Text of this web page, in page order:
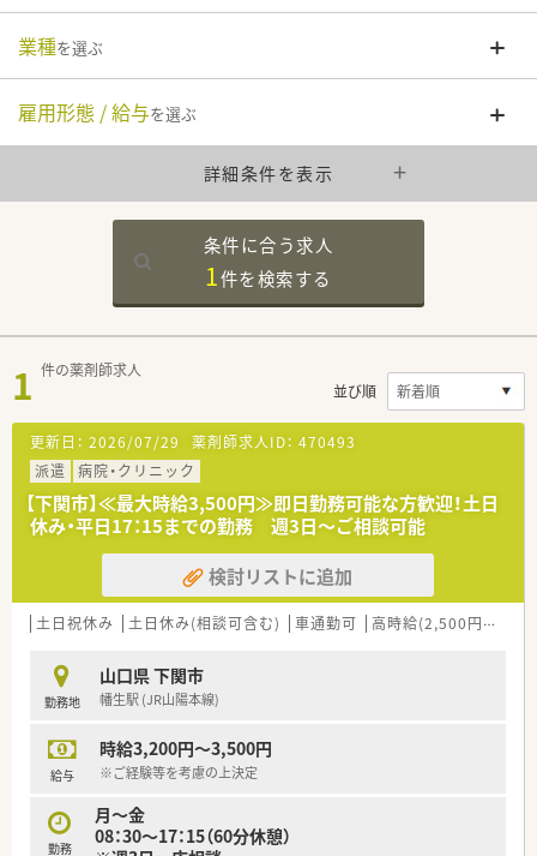
業種を選ぶ
雇用形態 / 給与を選ぶ
詳細条件を表示
条件に合う求人
1件を検索する
1 件の薬剤師求人
並び順
更新日： 2026/07/29 薬剤師求人ID： 470493
派遣
病院・クリニック
【下関市】≪最大時給3,500円≫即日勤務可能な方歓迎！土日
休み・平日17：15までの勤務 週3日～ご相談可能
検討リストに追加
土日祝休み 土日休み(相談可含む) 車通勤可 高時給(2,500円以上)
勤務地
山口県 下関市
幡生駅 (JR山陽本線)
給与
時給3,200円～3,500円
※ご経験等を考慮の上決定
勤務
月～金
08：30～17：15（60分休憩）